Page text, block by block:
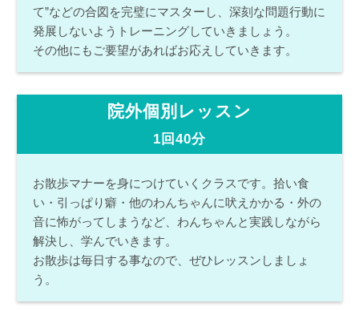
て”などの合図を完璧にマスターし、深刻な問題行動に
発展しないようトレーニングしていきましょう。
その他にもご要望があればお応えしていきます。
院外個別レッスン
1回40分
お散歩マナーを身につけていくクラスです。拾い食
い・引っぱり癖・他のわんちゃんに吠えかかる・外の
音に怖がってしまうなど、わんちゃんと実践しながら
解決し、学んでいきます。
お散歩は毎日する事なので、ぜひレッスンしましょ
う。